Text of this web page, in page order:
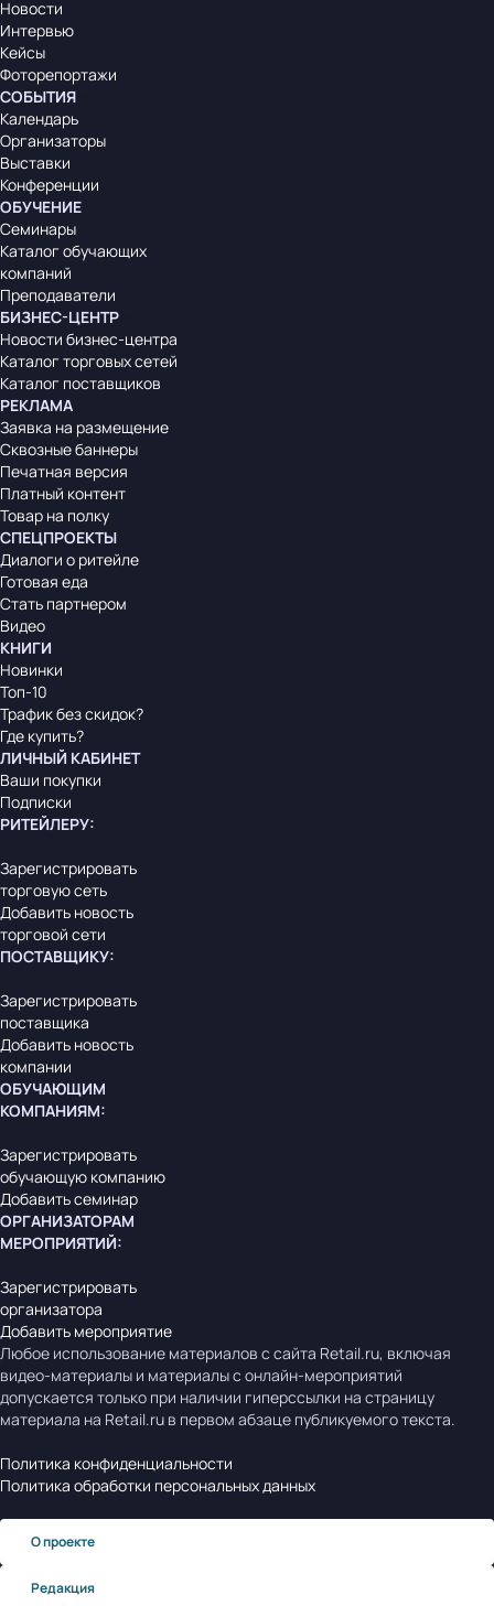
Новости
Интервью
Кейсы
Фоторепортажи
СОБЫТИЯ
Календарь
Организаторы
Выставки
Конференции
ОБУЧЕНИЕ
Семинары
Каталог обучающих
компаний
Преподаватели
БИЗНЕС-ЦЕНТР
Новости бизнес-центра
Каталог торговых сетей
Каталог поставщиков
РЕКЛАМА
Заявка на размещение
Сквозные баннеры
Печатная версия
Платный контент
Товар на полку
СПЕЦПРОЕКТЫ
Диалоги о ритейле
Готовая еда
Стать партнером
Видео
КНИГИ
Новинки
Топ-10
Трафик без скидок?
Где купить?
ЛИЧНЫЙ КАБИНЕТ
Ваши покупки
Подписки
РИТЕЙЛЕРУ:
Зарегистрировать
торговую сеть
Добавить новость
торговой сети
ПОСТАВЩИКУ:
Зарегистрировать
поставщика
Добавить новость
компании
ОБУЧАЮЩИМ
КОМПАНИЯМ:
Зарегистрировать
обучающую компанию
Добавить семинар
ОРГАНИЗАТОРАМ
МЕРОПРИЯТИЙ:
Зарегистрировать
организатора
Добавить мероприятие
Любое использование материалов с сайта Retail.ru, включая
видео-материалы и материалы с онлайн-мероприятий
допускается только при наличии гиперссылки на страницу
материала на Retail.ru в первом абзаце публикуемого текста.
Политика конфиденциальности
Политика обработки персональных данных
О проекте
Редакция